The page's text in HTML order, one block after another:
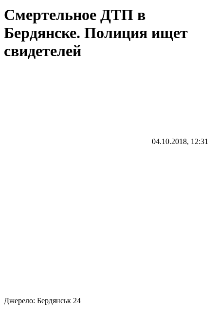
Смертельное ДТП в
Бердянске. Полиция ищет
свидетелей
04.10.2018, 12:31
Джерело: Бердянськ 24